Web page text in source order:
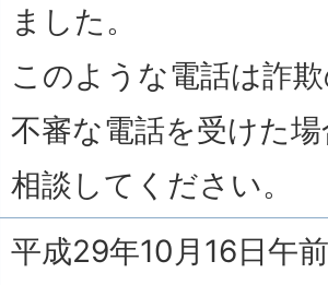
ました。
このような電話は詐
不審な電話を受けた
相談してください。
平成29年10月16日午